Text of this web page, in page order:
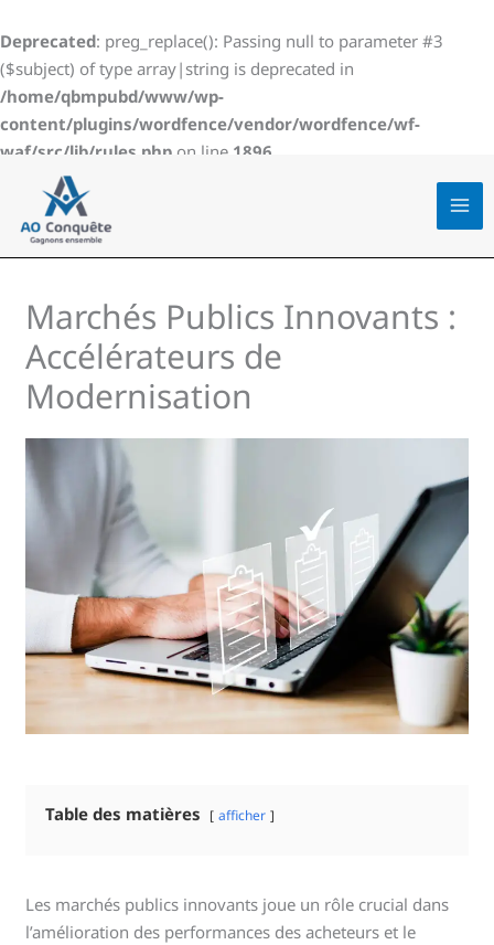
Deprecated: preg_replace(): Passing null to parameter #3
($subject) of type array|string is deprecated in
/home/qbmpubd/www/wp-
content/plugins/wordfence/vendor/wordfence/wf-
waf/src/lib/rules.php on line 1896
au
contenu
Marchés Publics Innovants :
Accélérateurs de
Modernisation
Table des matières afficher
Les marchés publics innovants joue un rôle crucial dans
l’amélioration des performances des acheteurs et le